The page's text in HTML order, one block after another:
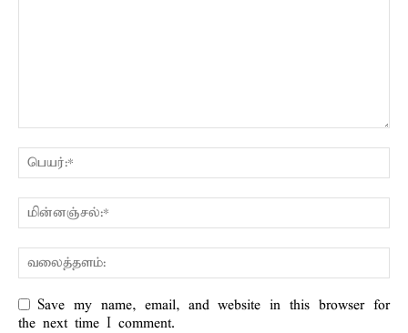
Save my name, email, and website in this browser for
the next time I comment.